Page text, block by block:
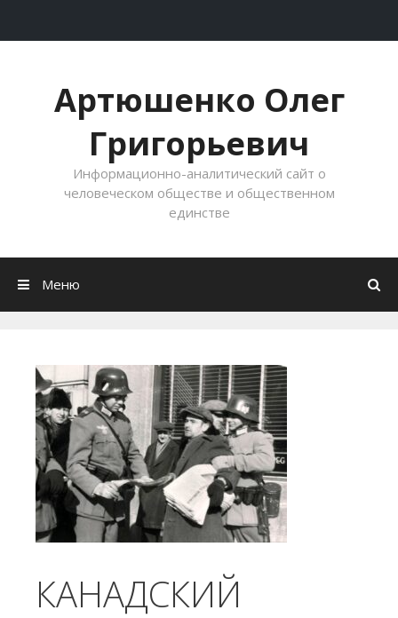
Артюшенко Олег
Григорьевич
Информационно-аналитический сайт о
человеческом обществе и общественном
единстве
Меню
КАНАДСКИЙ